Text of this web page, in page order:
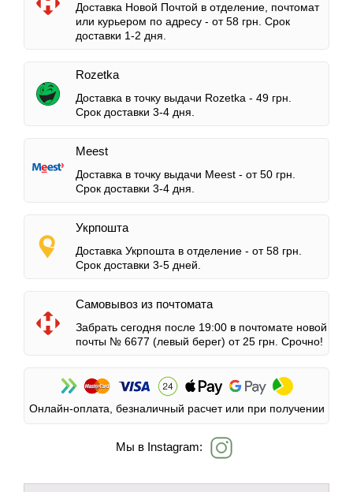
Доставка Новой Почтой в отделение, почтомат
или курьером по адресу - от 58 грн. Срок
доставки 1-2 дня.
Rozetka
Доставка в точку выдачи Rozetka - 49 грн.
Срок доставки 3-4 дня.
Meest
Доставка в точку выдачи Meest - от 50 грн.
Срок доставки 3-4 дня.
Укрпошта
Доставка Укрпошта в отделение - от 58 грн.
Срок доставки 3-5 дней.
Самовывоз из почтомата
Забрать сегодня после 19:00 в почтомате новой
почты № 6677 (левый берег) от 25 грн. Срочно!
Онлайн-оплата, безналичный расчет или при получении
Мы в Instagram: